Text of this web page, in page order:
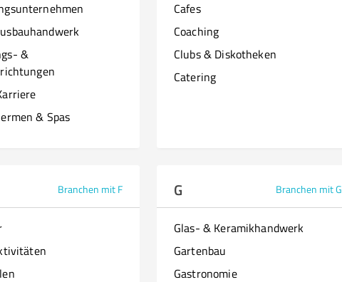
&
& Spas
Cafes
Coaching
Clubs & Diskotheken
Catering
Branchen mit F G Branchen mit G
Glas- & Keramikhandwerk
Gartenbau
Gastronomie